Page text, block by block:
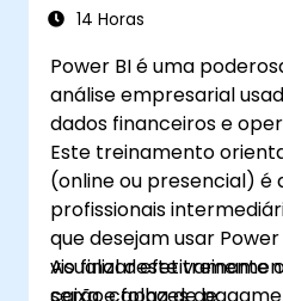
14 Horas
Power BI é uma
análise empresarial
dados financeiros e
Este treinamento
(online ou presencial) é
profissionais
que desejam usar
visualizar efetivamente
caixa e folha de
Ao final deste
serão capazes de: